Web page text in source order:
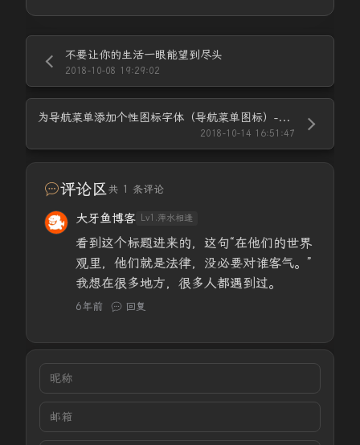
不要让你的生活一眼能望到尽头
2018-10-08 19:29:02
为导航菜单添加个性图标字体（导航菜单图标）-Font Awesome 4 Menus插件版
2018-10-14 16:51:47
评论区共 1 条评论
大牙鱼博客 Lv1.萍水相逢
看到这个标题进来的，这句“在他们的世界
观里，他们就是法律，没必要对谁客气。”
我想在很多地方，很多人都遇到过。
6年前 回复